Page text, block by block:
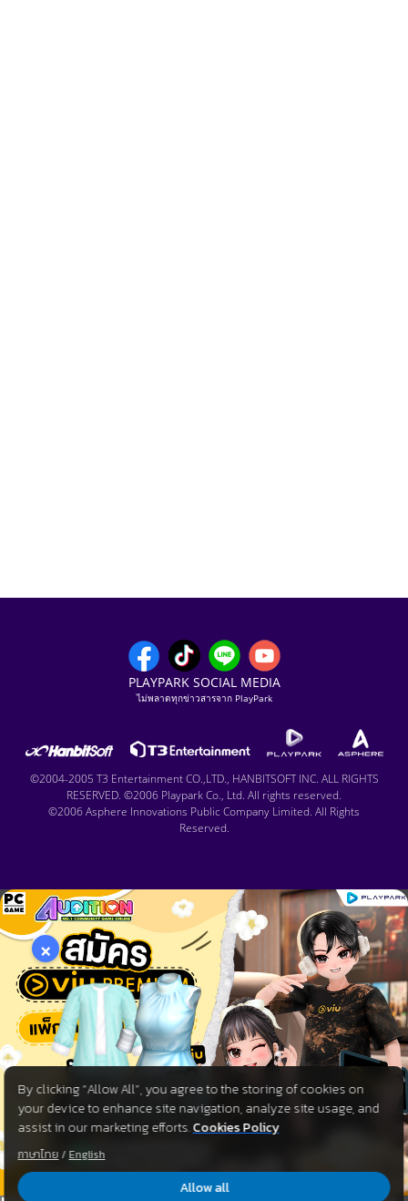
PLAYPARK SOCIAL MEDIA
ไม่พลาดทุกข่าวสารจาก PlayPark
©2004-2005 T3 Entertainment CO.,LTD., HANBITSOFT INC. ALL RIGHTS
RESERVED. ©2006 Playpark Co., Ltd. All rights reserved.
©2006 Asphere Innovations Public Company Limited. All Rights
Reserved.
By clicking “Allow All”, you agree to the storing of cookies on
your device to enhance site navigation, analyze site usage, and
assist in our marketing efforts.Cookies Policy
ภาษาไทย / English
Allow all
×